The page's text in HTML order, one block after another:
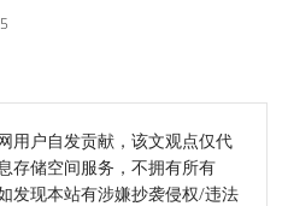
用户自发贡献，该文观点仅代
存储空间服务，不拥有所有
发现本站有涉嫌抄袭侵权/违法